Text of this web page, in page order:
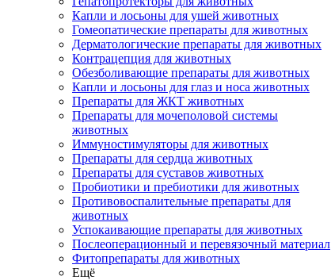
Капли и лосьоны для ушей животных
Гомеопатические препараты для животных
Дерматологические препараты для животных
Контрацепция для животных
Обезболивающие препараты для животных
Капли и лосьоны для глаз и носа животных
Препараты для ЖКТ животных
Препараты для мочеполовой системы
животных
Иммуностимуляторы для животных
Препараты для сердца животных
Препараты для суставов животных
Пробиотики и пребиотики для животных
Противовоспалительные препараты для
животных
Успокаивающие препараты для животных
Послеоперационный и перевязочный материал
Фитопрепараты для животных
Ещё